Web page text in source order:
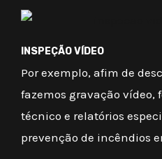
INSPEÇÃO VÍDEO
Por exemplo, afim de
fazemos gravação vídeo,
técnico e relatórios
prevenção de incêndios